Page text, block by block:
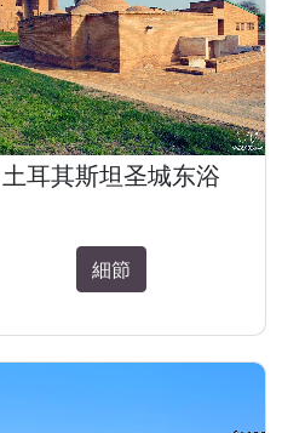
土耳其斯坦圣城东浴
細節